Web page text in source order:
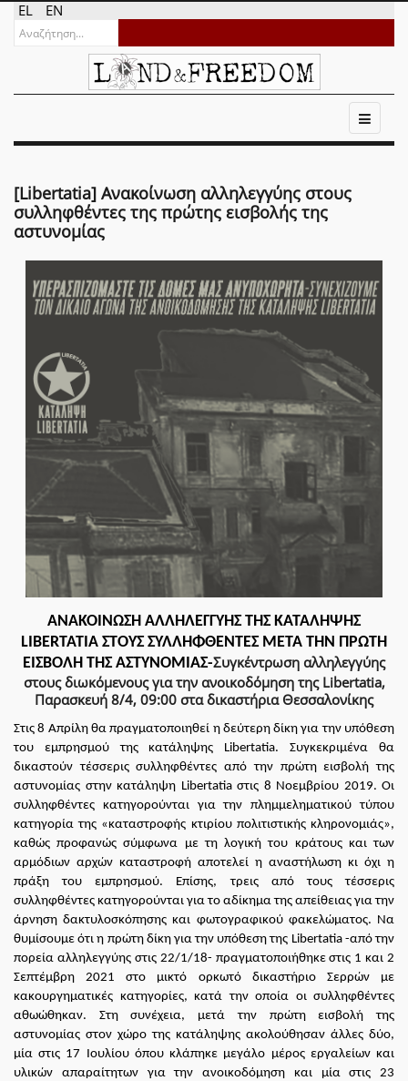
EL EN
[Libertatia] Ανακοίνωση αλληλεγγύης στους
συλληφθέντες της πρώτης εισβολής της
αστυνομίας
ΑΝΑΚΟΙΝΩΣΗ ΑΛΛΗΛΕΓΓΥΗΣ ΤΗΣ ΚΑΤΑΛΗΨΗΣ
LIBERTATIA ΣΤΟΥΣ ΣΥΛΛΗΦΘΕΝΤΕΣ ΜΕΤΑ ΤΗΝ ΠΡΩΤΗ
ΕΙΣΒΟΛΗ ΤΗΣ ΑΣΤΥΝΟΜΙΑΣ-Συγκέντρωση αλληλεγγύης
στους διωκόμενους για την ανοικοδόμηση της Libertatia,
Παρασκευή 8/4, 09:00 στα δικαστήρια Θεσσαλονίκης
Στις 8 Απρίλη θα πραγματοποιηθεί η δεύτερη δίκη για την υπόθεση
του εμπρησμού της κατάληψης Libertatia. Συγκεκριμένα θα
δικαστούν τέσσερις συλληφθέντες από την πρώτη εισβολή της
αστυνομίας στην κατάληψη Libertatiaστις 8 Νοεμβρίου 2019. Οι
συλληφθέντες κατηγορούνται για την πλημμεληματικού τύπου
κατηγορία της «καταστροφής κτιρίου πολιτιστικής κληρονομιάς»,
καθώς προφανώς σύμφωνα με τη λογική του κράτους και των
αρμόδιων αρχών καταστροφή αποτελεί η αναστήλωση κι όχι η
πράξη του εμπρησμού. Επίσης, τρεις από τους τέσσερις
συλληφθέντες κατηγορούνται για το αδίκημα της απείθειας για την
άρνηση δακτυλοσκόπησης και φωτογραφικού φακελώματος. Να
θυμίσουμε ότι η πρώτη δίκη για την υπόθεση της Libertatia-από την
πορεία αλληλεγγύης στις 22/1/18- πραγματοποιήθηκε στις 1 και 2
Σεπτέμβρη 2021 στο μικτό ορκωτό δικαστήριο Σερρών με
κακουργηματικές κατηγορίες, κατά την οποία οι συλληφθέντες
αθωώθηκαν. Στη συνέχεια, μετά την πρώτη εισβολή της
αστυνομίας στον χώρο της κατάληψης ακολούθησαν άλλες δύο,
μία στις 17 Ιουλίου όπου κλάπηκε μεγάλο μέρος εργαλείων και
υλικών απαραίτητων για την ανοικοδόμηση και μία στις 23